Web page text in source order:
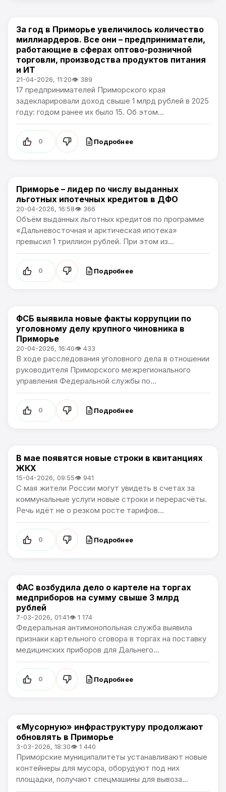
Новости Приморского края
За год в Приморье увеличилось количество
миллиардеров. Все они – предприниматели,
работающие в сферах оптово-розничной
торговли, производства продуктов питания
и ИТ
21-04-2026, 11:20👁 389
17 предпринимателей Приморского края
задекларировали доход свыше 1 млрд рублей в 2025
году: годом ранее их было 15. Об этом...
0 Подробнее
Новости Приморского края
Приморье – лидер по числу выданных
льготных ипотечных кредитов в ДФО
20-04-2026, 16:58👁 366
Объём выданных льготных кредитов по программе
«Дальневосточная и арктическая ипотека»
превысил 1 триллион рублей. При этом из...
0 Подробнее
Новости Приморского края
ФСБ выявила новые факты коррупции по
уголовному делу крупного чиновника в
Приморье
20-04-2026, 16:40👁 433
В ходе расследования уголовного дела в отношении
руководителя Приморского межрегионального
управления Федеральной службы по...
0 Подробнее
Новости Приморского края
В мае появятся новые строки в квитанциях
ЖКХ
15-04-2026, 09:55👁 941
С мая жители России могут увидеть в счетах за
коммунальные услуги новые строки и перерасчёты.
Речь идёт не о резком росте тарифов...
0 Подробнее
Новости Приморского края
ФАС возбудила дело о картеле на торгах
медприборов на сумму свыше 3 млрд
рублей
7-03-2026, 01:41👁 1 174
Федеральная антимонопольная служба выявила
признаки картельного сговора в торгах на поставку
медицинских приборов для Дальнего...
0 Подробнее
Новости Приморского края
«Мусорную» инфраструктуру продолжают
обновлять в Приморье
3-03-2026, 18:30👁 1 440
Приморские муниципалитеты устанавливают новые
контейнеры для мусора, оборудуют под них
площадки, получают спецмашины для вывоза...